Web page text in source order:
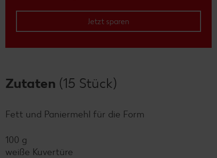
Jetzt sparen
Zutaten (15 Stück)
Fett und Paniermehl für die Form
100 g
weiße Kuvertüre